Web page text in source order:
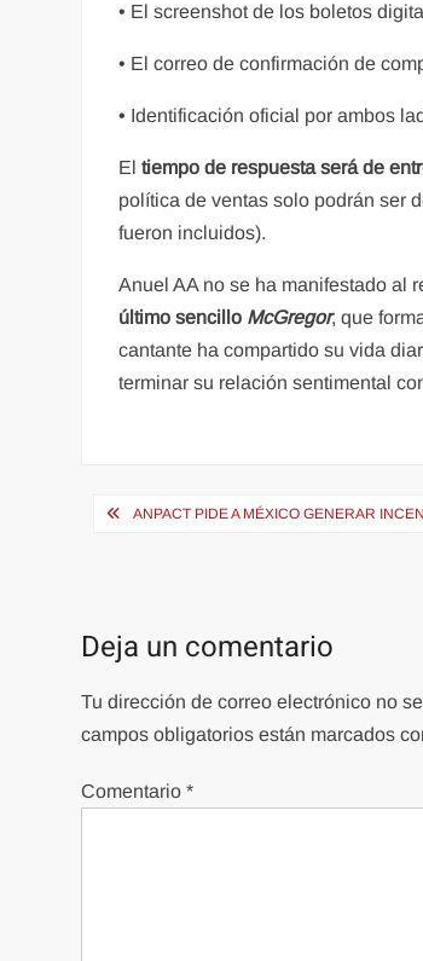
• El screenshot de los boletos
• El correo de confirmación de
• Identificación oficial por ambos
Eltiempo de respuesta será de
política de ventas solo podrán ser
fueron incluidos).
Anuel AA no se ha manifestado al
último sencillo McGregor, que
cantante ha compartido su vida
terminar su relación sentimental
Navegación
ANPACT PIDE A MÉXICO GENERAR
Deja un comentario
Tu dirección de correo electrónico no
campos obligatorios están marcados
Comentario*